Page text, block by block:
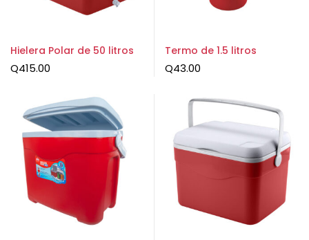
Hielera Polar de 50 litros
Q415.00
Termo de 1.5 litros
Q43.00